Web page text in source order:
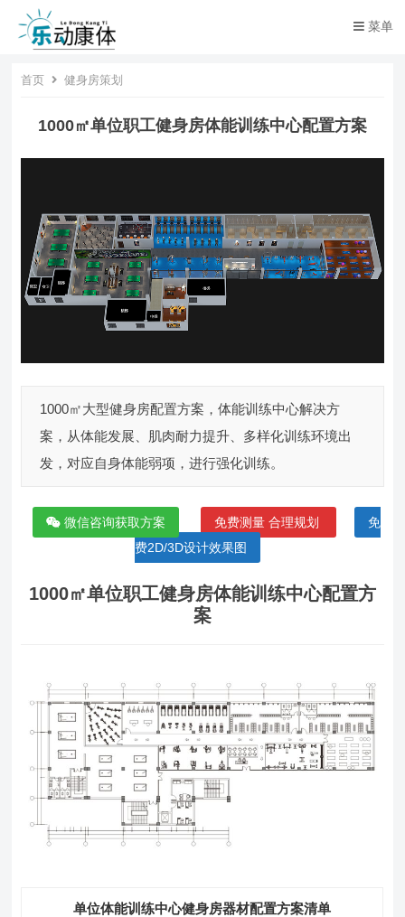
菜单
首页 健身房策划
1000㎡单位职工健身房体能训练中心配置方案
1000㎡大型健身房配置方案，体能训练中心解决方
案，从体能发展、肌肉耐力提升、多样化训练环境出
发，对应自身体能弱项，进行强化训练。
微信咨询获取方案 免费测量 合理规划
免
费2D/3D设计效果图
1000㎡单位职工健身房体能训练中心配置方
案
单位体能训练中心健身房器材配置方案清单